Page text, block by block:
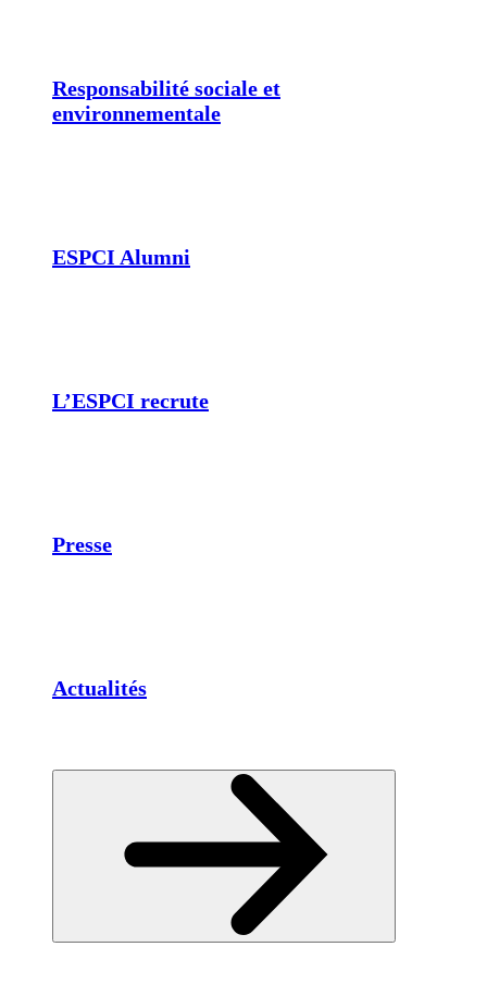
Responsabilité sociale et
environnementale
ESPCI Alumni
L’ESPCI recrute
Presse
Actualités